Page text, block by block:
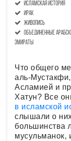
исламская история
Ирак
живопись
объединенные
эмираты
Что общего
аль-
Асламией и
Хатун? Все
в исламской
слышали о
большинства
мусульманок,